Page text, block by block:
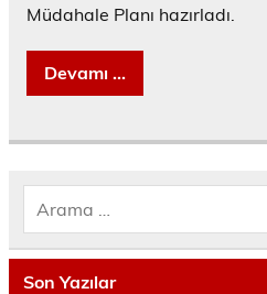
Müdahale Planı hazırladı.
Devamı ...
Son Yazılar